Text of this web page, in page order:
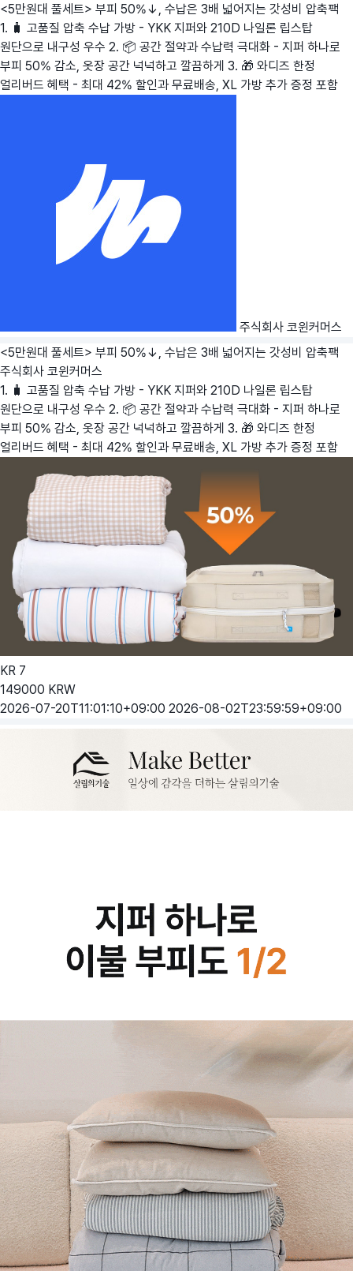
<5만원대 풀세트> 부피 50%↓, 수납은 3배 넓어지는 갓성비 압축팩
1. 🧳 고품질 압축 수납 가방 - YKK 지퍼와 210D 나일론 립스탑
원단으로 내구성 우수 2. 📦 공간 절약과 수납력 극대화 - 지퍼 하나로
부피 50% 감소, 옷장 공간 넉넉하고 깔끔하게 3. 🎁 와디즈 한정
얼리버드 혜택 - 최대 42% 할인과 무료배송, XL 가방 추가 증정 포함
주식회사 코윈커머스
<5만원대 풀세트> 부피 50%↓, 수납은 3배 넓어지는 갓성비 압축팩
주식회사 코윈커머스
1. 🧳 고품질 압축 수납 가방 - YKK 지퍼와 210D 나일론 립스탑
원단으로 내구성 우수 2. 📦 공간 절약과 수납력 극대화 - 지퍼 하나로
부피 50% 감소, 옷장 공간 넉넉하고 깔끔하게 3. 🎁 와디즈 한정
얼리버드 혜택 - 최대 42% 할인과 무료배송, XL 가방 추가 증정 포함
KR 7
149000 KRW
2026-07-20T11:01:10+09:00 2026-08-02T23:59:59+09:00